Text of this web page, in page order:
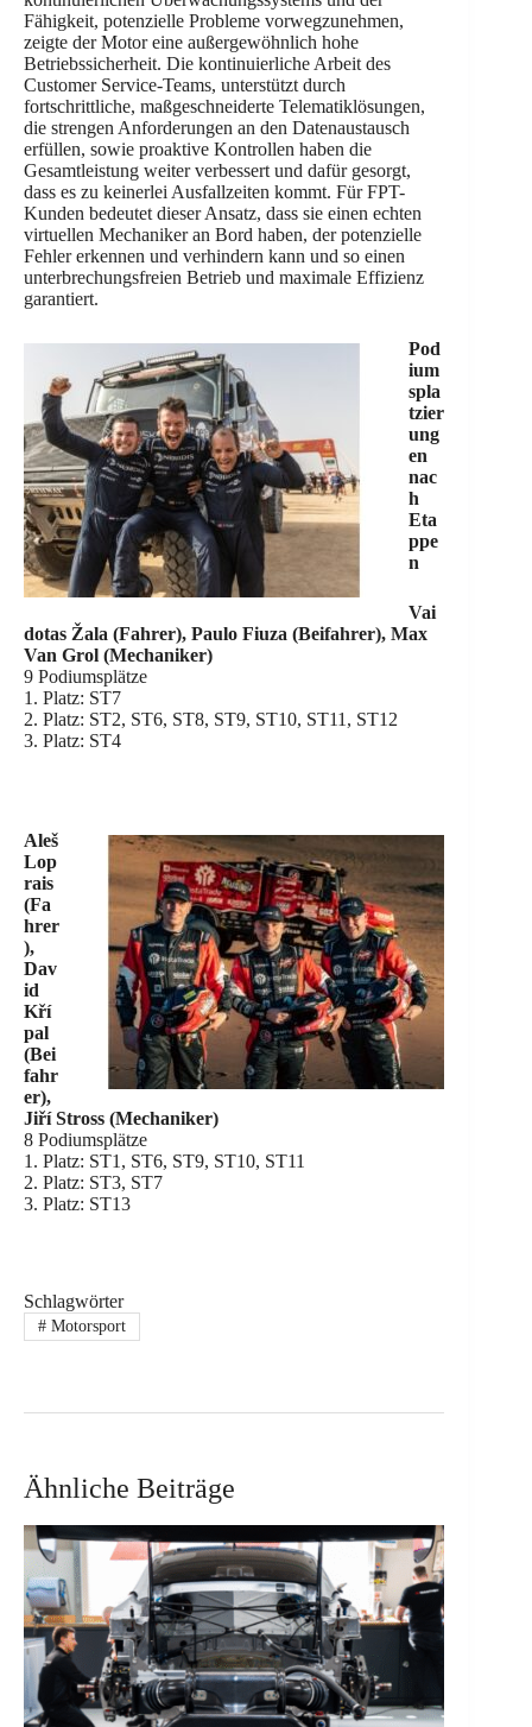
Fähigkeit, potenzielle Probleme vorwegzunehmen,
zeigte der Motor eine außergewöhnlich hohe
Betriebssicherheit. Die kontinuierliche Arbeit des
Customer Service-Teams, unterstützt durch
fortschrittliche, maßgeschneiderte Telematiklösungen,
die strengen Anforderungen an den Datenaustausch
erfüllen, sowie proaktive Kontrollen haben die
Gesamtleistung weiter verbessert und dafür gesorgt,
dass es zu keinerlei Ausfallzeiten kommt. Für FPT-
Kunden bedeutet dieser Ansatz, dass sie einen echten
virtuellen Mechaniker an Bord haben, der potenzielle
Fehler erkennen und verhindern kann und so einen
unterbrechungsfreien Betrieb und maximale Effizienz
garantiert.
Pod
ium
spla
tzier
ung
en
nac
h
Eta
ppe
n
Vai
dotas Žala (Fahrer), Paulo Fiuza (Beifahrer), Max
Van Grol (Mechaniker)
9 Podiumsplätze
1. Platz: ST7
2. Platz: ST2, ST6, ST8, ST9, ST10, ST11, ST12
3. Platz: ST4
Aleš
Lop
rais
(Fa
hrer
),
Dav
id
Kří
pal
(Bei
fahr
er),
Jiří Stross (Mechaniker)
8 Podiumsplätze
1. Platz: ST1, ST6, ST9, ST10, ST11
2. Platz: ST3, ST7
3. Platz: ST13
Schlagwörter
#Motorsport
Ähnliche Beiträge